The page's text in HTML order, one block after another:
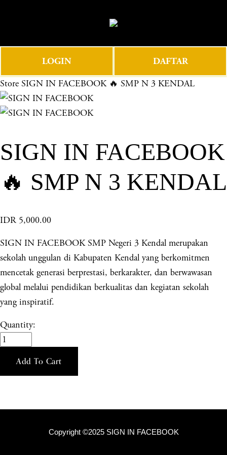
e
e
n
u
LOGIN DAFTAR
Store SIGN IN FACEBOOK 🔥 SMP N 3 KENDAL
SIGN IN FACEBOOK
🔥 SMP N 3 KENDAL
IDR 5,000.00
SIGN IN FACEBOOK SMP Negeri 3 Kendal merupakan
sekolah unggulan di Kabupaten Kendal yang berkomitmen
mencetak generasi berprestasi, berkarakter, dan berwawasan
global melalui pendidikan berkualitas dan kegiatan sekolah
yang inspiratif.
Quantity:
Add To Cart
Copyright ©2025 SIGN IN FACEBOOK